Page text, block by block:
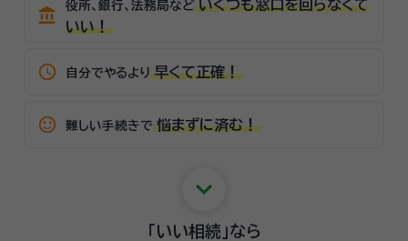
account_balance 役所、銀行、法務局など いくつも窓口を回らなくて
いい！
schedule 自分でやるより 早くて正確！
sentiment_satisfied_alt 難しい手続きで 悩まずに済む！
keyboard_arrow_down
「いい相続」なら